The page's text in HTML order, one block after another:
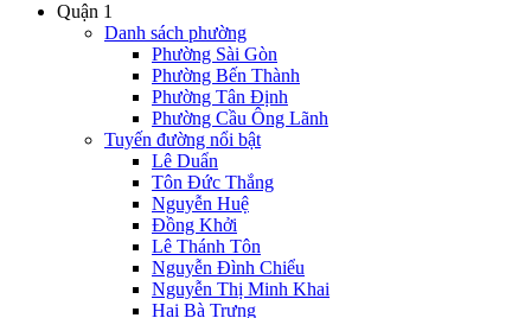
Quận 1
Danh sách phường
Phường Sài Gòn
Phường Bến Thành
Phường Tân Định
Phường Cầu Ông Lãnh
Tuyến đường nổi bật
Lê Duẩn
Tôn Đức Thắng
Nguyễn Huệ
Đồng Khởi
Lê Thánh Tôn
Nguyễn Đình Chiểu
Nguyễn Thị Minh Khai
Hai Bà Trưng